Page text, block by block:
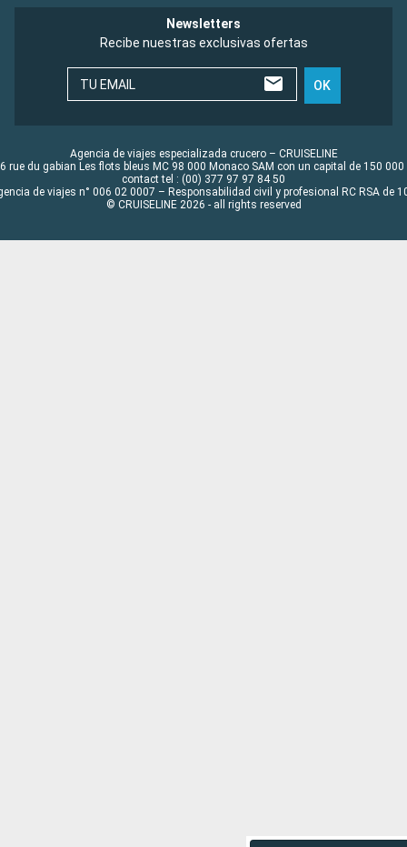
Newsletters
Recibe nuestras exclusivas ofertas
TU EMAIL OK
Agencia de viajes especializada crucero – CRUISELINE
rue du gabian Les flots bleus MC 98 000 Monaco SAM con un capital de 150 000
contact tel : (00) 377 97 97 84 50
de viajes n° 006 02 0007 – Responsabilidad civil y profesional RC RSA de
© CRUISELINE 2026 - all rights reserved